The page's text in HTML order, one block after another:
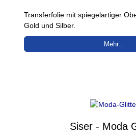
Transferfolie mit spiegelartiger
Gold und Silber.
Mehr...
Siser - Moda